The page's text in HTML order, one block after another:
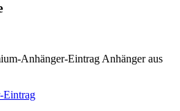
Anhänger-Eintrag Anhänger aus
Eintrag